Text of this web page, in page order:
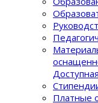
Платные